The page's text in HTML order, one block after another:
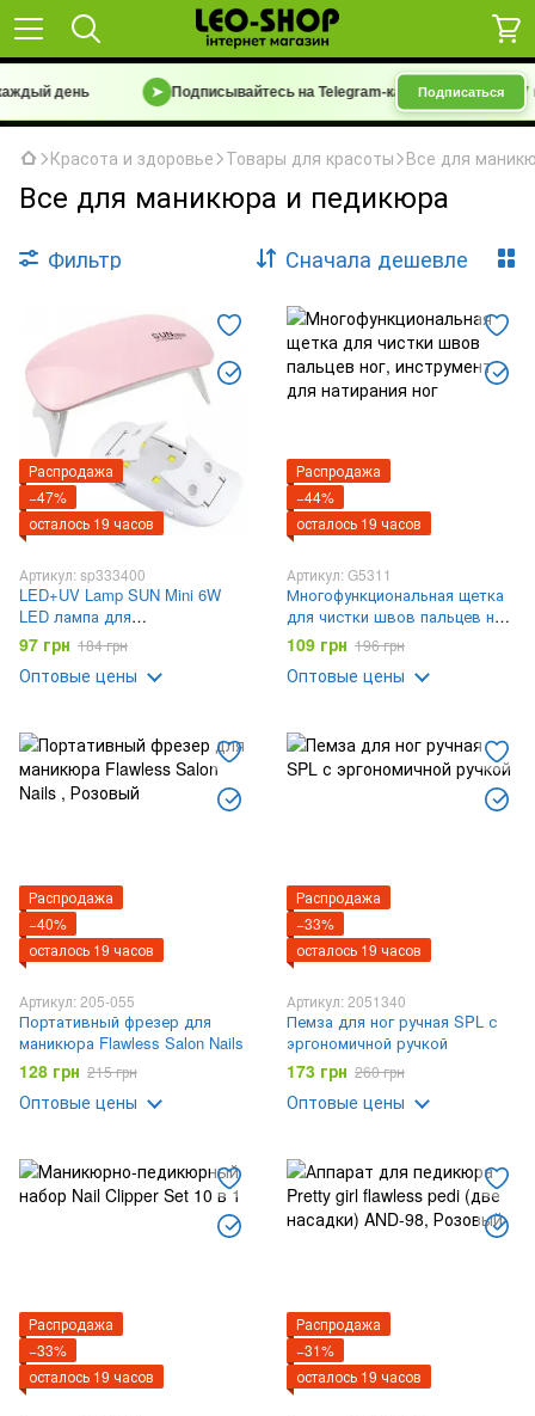
день ➤ Подписывайтесь на Telegram-канал «Барахолка 7
Подписаться
Красота и здоровье Товары для красоты Все для
Все для маникюра и педикюра
Фильтр Сначала дешевле
Распродажа
−47%
осталось 19 часов
Артикул: sp333400
LED+UV Lamp SUN Mini 6W
LED лампа для
полимеризации гель-лака
97 грн 184 грн
Оптовые цены
Распродажа
−44%
осталось 19 часов
Артикул: G5311
Многофункциональная щетка
для чистки швов пальцев ног,
инструмент для натирания ног
109 грн 196 грн
Оптовые цены
Распродажа
−40%
осталось 19 часов
Артикул: 205-055
Портативный фрезер для
маникюра Flawless Salon Nails
128 грн 215 грн
Оптовые цены
Распродажа
−33%
осталось 19 часов
Артикул: 2051340
Пемза для ног ручная SPL с
эргономичной ручкой
173 грн 260 грн
Оптовые цены
Распродажа
−33%
осталось 19 часов
Распродажа
−31%
осталось 19 часов